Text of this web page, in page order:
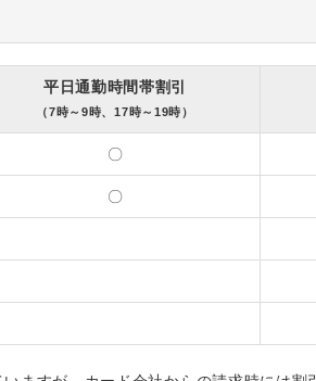
平日通勤時間帯割引
（7時～9時、17時～19時）
〇
〇